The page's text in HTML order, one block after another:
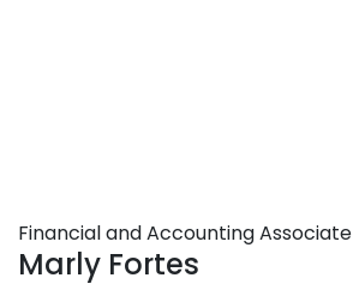
Financial and Accounting Associate
Marly Fortes